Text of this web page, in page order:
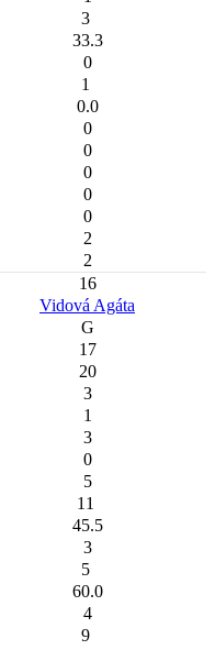
3
33.3
0
1
0.0
0
0
0
0
0
2
2
16
Vidová Agáta
G
17
20
3
1
3
0
5
11
45.5
3
5
60.0
4
9